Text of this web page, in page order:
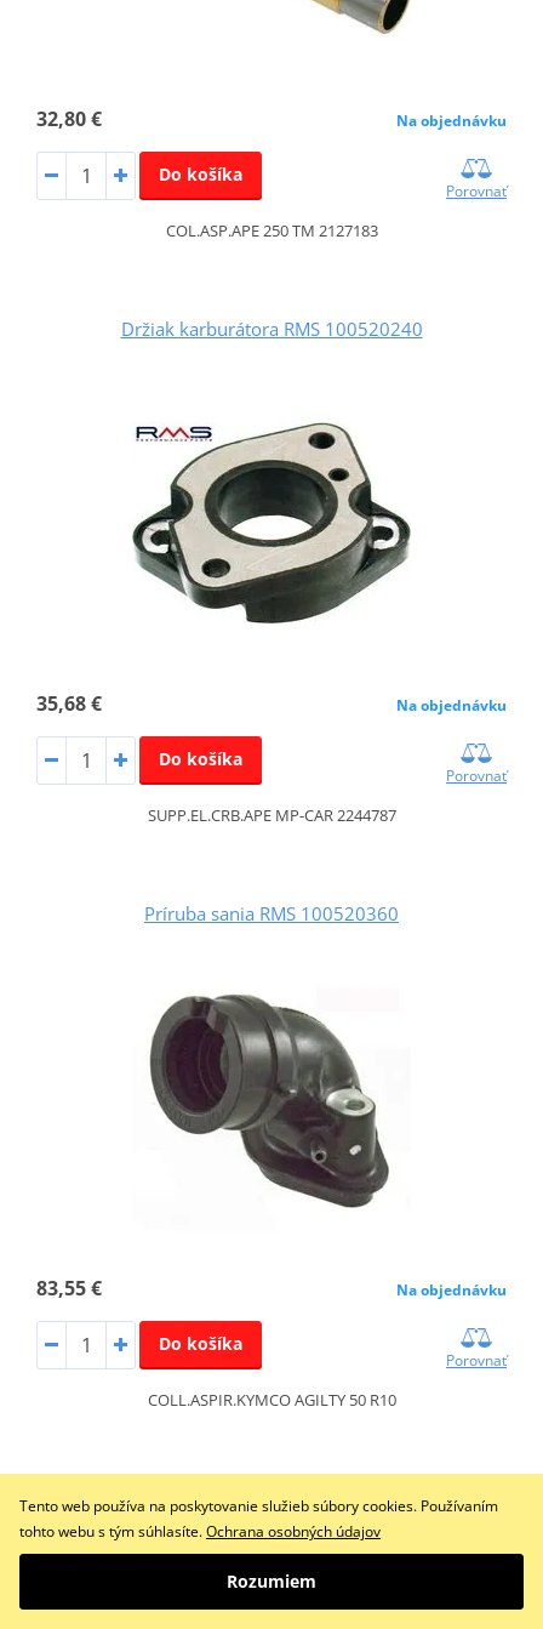
32,80 € Na objednávku
Do košíka
Porovnať
COL.ASP.APE 250 TM 2127183
Držiak karburátora RMS 100520240
35,68 € Na objednávku
Do košíka
Porovnať
SUPP.EL.CRB.APE MP-CAR 2244787
Príruba sania RMS 100520360
83,55 € Na objednávku
Do košíka
Porovnať
COLL.ASPIR.KYMCO AGILTY 50 R10
Príruba sania RMS 100520370
Tento web používa na poskytovanie služieb súbory cookies. Používaním
tohto webu s tým súhlasíte.Ochrana osobných údajov
Rozumiem